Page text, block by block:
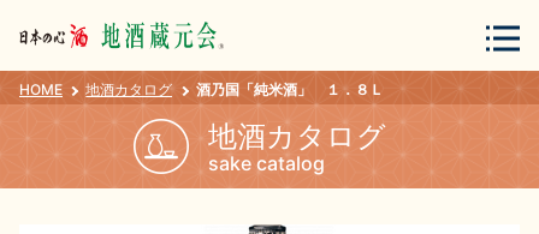
会員登録 ログイン
HOME 地酒カタログ 酒乃国「純米酒」 １．８Ｌ
地酒カタログ
sake catalog